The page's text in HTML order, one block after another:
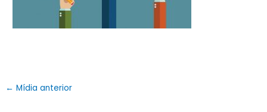
← Mídia anterior